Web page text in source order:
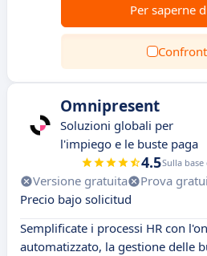
Per saperne
Omnipresent
Soluzioni globali per
l'impiego e le buste paga
4.5Sulla base
Versione gratuita Prova
Precio bajo solicitud
Semplificate i processi HR con
automatizzato, la gestione delle